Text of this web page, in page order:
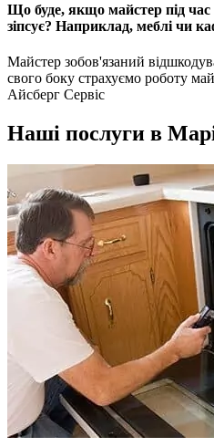
Що буде, якщо майстер під час
зіпсує? Наприклад, меблі чи
Майстер зобов'язаний
свого боку страхуємо роботу
Айсберг Сервіс
Наші послуги в